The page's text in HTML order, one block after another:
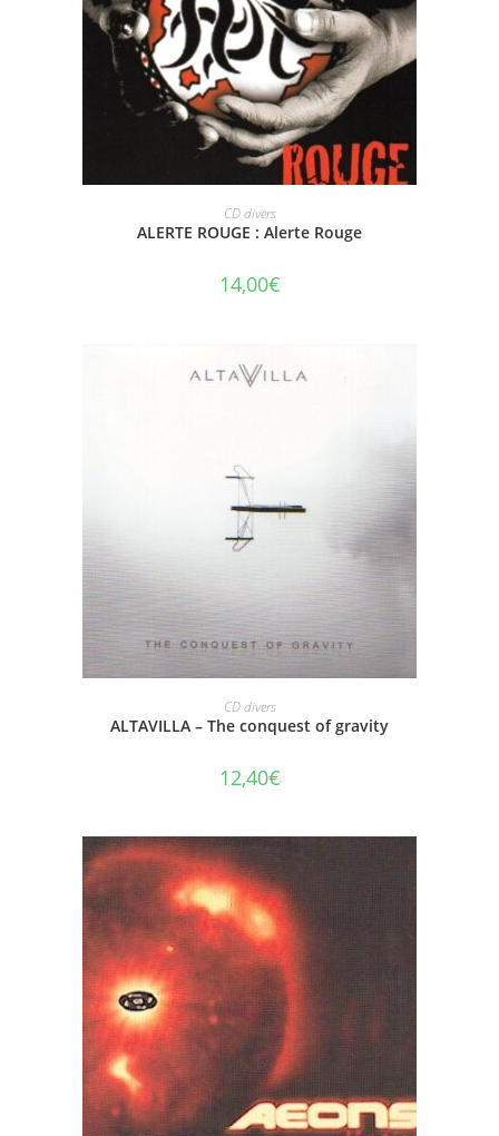
AJOUTER AU PANIER
CD divers
ALERTE ROUGE : Alerte Rouge
14,00€
AJOUTER AU PANIER
CD divers
ALTAVILLA – The conquest of gravity
12,40€